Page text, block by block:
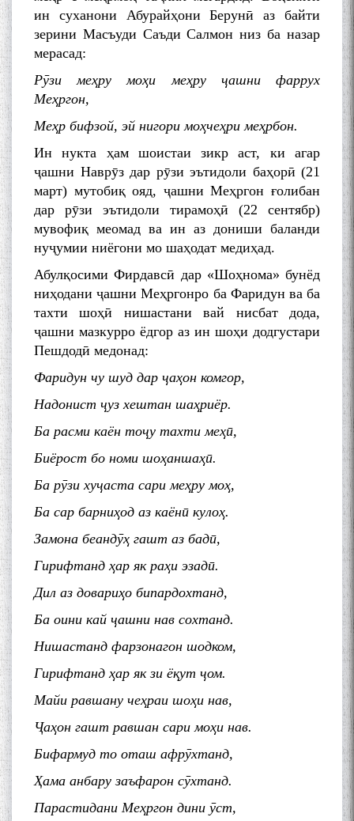
ин суханони Абурайҳони Берунӣ аз байти
зерини Масъуди Саъди Салмон низ ба назар
мерасад:
Рӯзи меҳру моҳи меҳру ҷашни фаррух
Меҳргон,
Меҳр бифзой, эй нигори моҳчеҳри меҳрбон.
Ин нукта ҳам шоистаи зикр аст, ки агар
ҷашни Наврӯз дар рӯзи эътидоли баҳорӣ (21
март) мутобиқ ояд, ҷашни Меҳргон ғолибан
дар рӯзи эътидоли тирамоҳӣ (22 сентябр)
мувофиқ меомад ва ин аз дониши баланди
нуҷумии ниёгони мо шаҳодат медиҳад.
Абулқосими Фирдавсӣ дар «Шоҳнома» бунёд
ниҳодани ҷашни Меҳргонро ба Фаридун ва ба
тахти шоҳӣ нишастани вай нисбат дода,
ҷашни мазкурро ёдгор аз ин шоҳи додгустари
Пешдодӣ медонад:
Фаридун чу шуд дар ҷаҳон комгор,
Надонист ҷуз хештан шаҳриёр.
Ба расми каён тоҷу тахти меҳӣ,
Биёрост бо номи шоҳаншаҳӣ.
Ба рӯзи хуҷаста сари меҳру моҳ,
Ба сар барниҳод аз каёнӣ кулоҳ.
Замона беандӯҳ гашт аз бадӣ,
Гирифтанд ҳар як раҳи эзадӣ.
Дил аз довариҳо бипардохтанд,
Ба оини кай ҷашни нав сохтанд.
Нишастанд фарзонагон шодком,
Гирифтанд ҳар як зи ёқут ҷом.
Майи равшану чеҳраи шоҳи нав,
Ҷаҳон гашт равшан сари моҳи нав.
Бифармуд то оташ афрӯхтанд,
Ҳама анбару заъфарон сӯхтанд.
Парастидани Меҳргон дини ӯст,